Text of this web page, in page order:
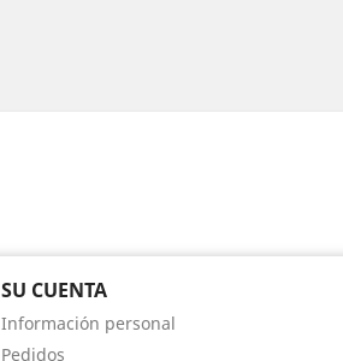
SU CUENTA
Información personal
Pedidos